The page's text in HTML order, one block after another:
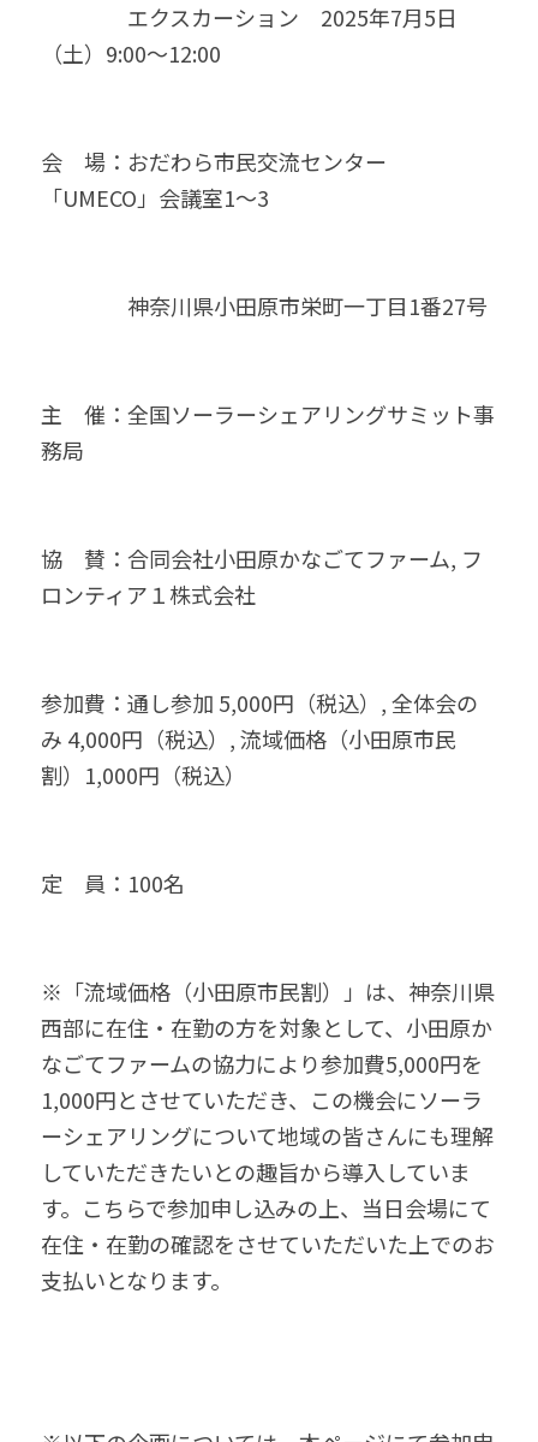
エクスカーション　2025年7月5日
（土）9:00～12:00
会　場：おだわら市民交流センター
「UMECO」会議室1～3
神奈川県小田原市栄町一丁目1番27号
主　催：全国ソーラーシェアリングサミット事
務局
協　賛：合同会社小田原かなごてファーム, フ
ロンティア１株式会社
参加費：通し参加 5,000円（税込）, 全体会の
み 4,000円（税込）, 流域価格（小田原市民
割）1,000円（税込）
定　員：100名
※「流域価格（小田原市民割）」は、神奈川県
西部に在住・在勤の方を対象として、小田原か
なごてファームの協力により参加費5,000円を
1,000円とさせていただき、この機会にソーラ
ーシェアリングについて地域の皆さんにも理解
していただきたいとの趣旨から導入していま
す。こちらで参加申し込みの上、当日会場にて
在住・在勤の確認をさせていただいた上でのお
支払いとなります。